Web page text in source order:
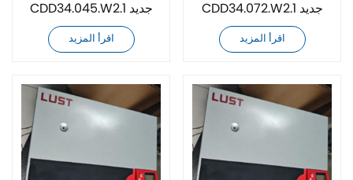
CDD34.045.W2.1 جديد
تمامًا
اقرأ المزيد
CDD34.072.W2.1 جديد
تمامًا
اقرأ المزيد